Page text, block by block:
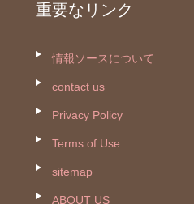
重要なリンク
情報ソースについて
contact us
Privacy Policy
Terms of Use
sitemap
ABOUT US